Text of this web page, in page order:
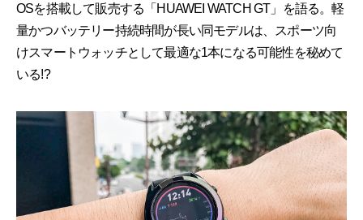
OSを搭載して販売する「HUAWEI WATCH GT」を語る。軽
量かつバッテリー持続時間が長い同モデルは、スポーツ向
けスマートウォッチとして最適な1本になる可能性を秘めて
いる!?